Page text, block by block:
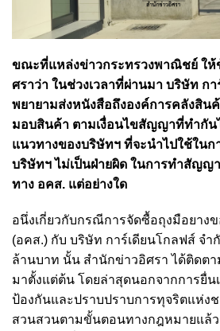
ขณะที่แหล่งข่าวกระทรวงพาณิชย์ ใ
ศราว่า ในช่วงเวลาที่ผ่านมา บริษัท ก
พยายามส่งหนังสือถึงองค์การคลังสิน
มอบสินค้า ตามเงื่อนไขสัญญาที่ทำกันไ
แนวทางของบริษัทฯ ที่จะนำไปใช้ใน
บริษัทฯ ไม่เป็นฝ่ายผิด ในการทำสัญญ
ทาง อคส. แต่อย่างใด
อนึ่งเกี่ยวกับกรณีการจัดซื้อถุงมือยาง
(อคส.) กับ บริษัท การ์เดียนโกลฟส์ จำ
ล้านบาท นั้น สำนักข่าวอิศรา ได้ติดต
มาตั้งแต่ต้น โดยล่าสุดนอกจากการยื่น
ป้องกันและปราบปราบการทุจริตแห่งช
สวนสวนตามขั้นตอนทางกฎหมายแล้